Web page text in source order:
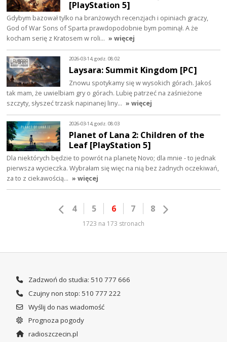
[PlayStation 5]
Gdybym bazował tylko na branżowych recenzjach i opiniach graczy,
God of War Sons of Sparta prawdopodobnie bym pominął. A że
kocham serię z Kratosem w roli… » więcej
2026-03-14, godz. 08:02
Laysara: Summit Kingdom [PC]
Znowu spotykamy się w wysokich górach. Jakoś
tak mam, że uwielbiam gry o górach. Lubię patrzeć na zaśnieżone
szczyty, słyszeć trzask napinanej liny… » więcej
2026-03-14, godz. 08:03
Planet of Lana 2: Children of the
Leaf [PlayStation 5]
Dla niektórych będzie to powrót na planetę Novo; dla mnie - to jednak
pierwsza wycieczka. Wybrałam się więc na nią bez żadnych oczekiwań,
za to z ciekawością… » więcej
4 5 6 7 8
1723 na 173 stronach
Zadzwoń do studia: 510 777 666
Czujny non stop: 510 777 222
Wyślij do nas wiadomość
Prognoza pogody
radioszczecin.pl